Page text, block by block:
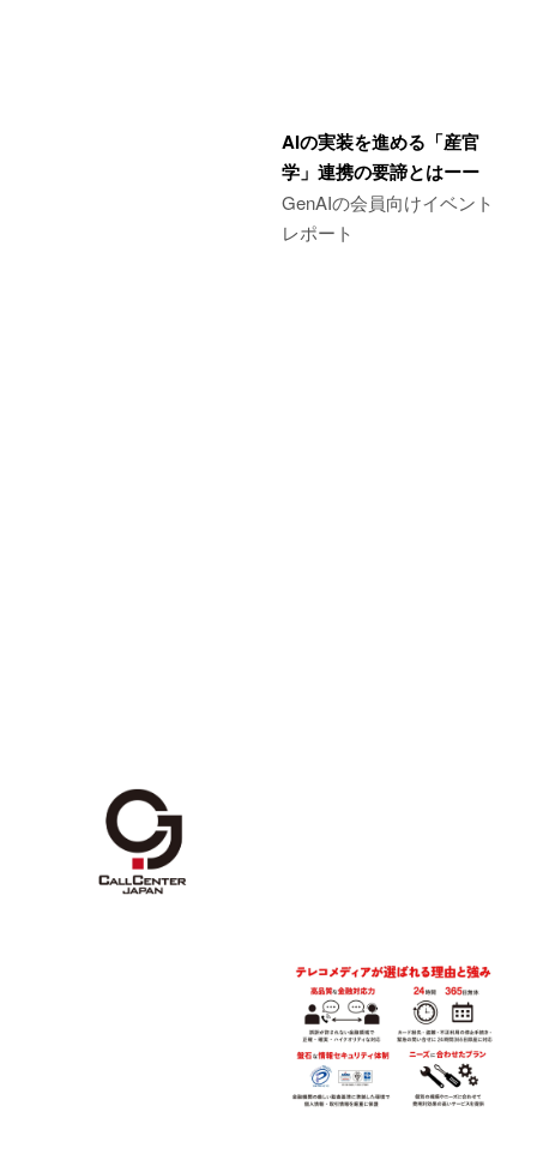
AIの実装を進める「産官
学」連携の要諦とはーー
GenAIの会員向けイベント
レポート